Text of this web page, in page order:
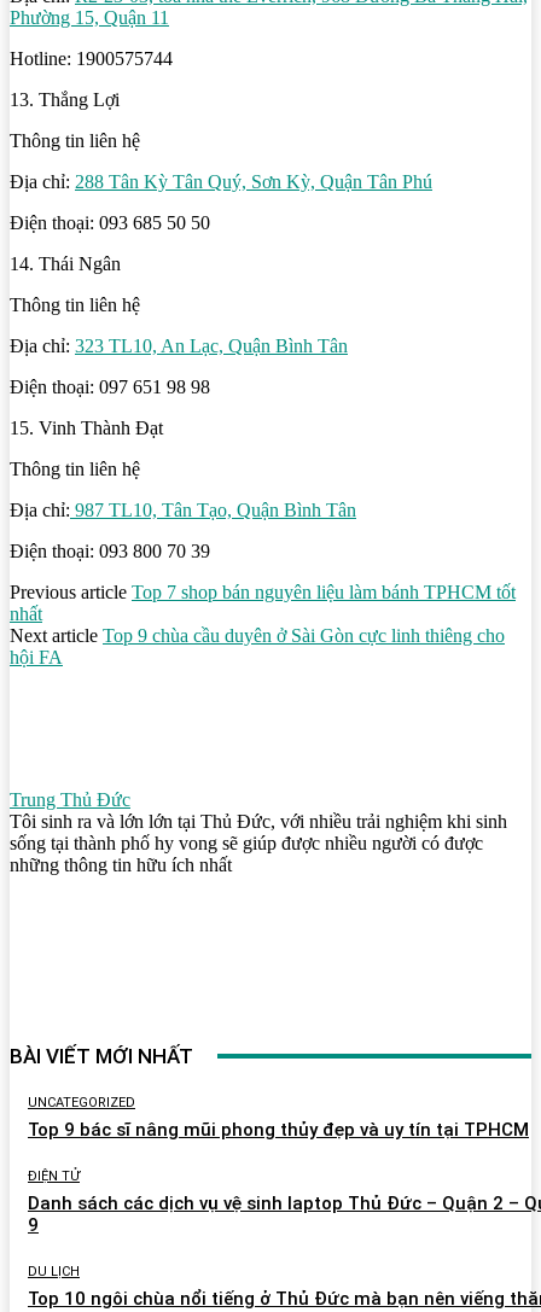
Phường 15, Quận 11
Hotline: 1900575744
13. Thắng Lợi
Thông tin liên hệ
Địa chỉ: 288 Tân Kỳ Tân Quý, Sơn Kỳ, Quận Tân Phú
Điện thoại: 093 685 50 50
14. Thái Ngân
Thông tin liên hệ
Địa chỉ: 323 TL10, An Lạc, Quận Bình Tân
Điện thoại: 097 651 98 98
15. Vinh Thành Đạt
Thông tin liên hệ
Địa chỉ: 987 TL10, Tân Tạo, Quận Bình Tân
Điện thoại: 093 800 70 39
Previous article Top 7 shop bán nguyên liệu làm bánh TPHCM tốt
nhất
Next article Top 9 chùa cầu duyên ở Sài Gòn cực linh thiêng cho
hội FA
Trung Thủ Đức
Tôi sinh ra và lớn lớn tại Thủ Đức, với nhiều trải nghiệm khi sinh
sống tại thành phố hy vong sẽ giúp được nhiều người có được
những thông tin hữu ích nhất
BÀI VIẾT MỚI NHẤT
UNCATEGORIZED
Top 9 bác sĩ nâng mũi phong thủy đẹp và uy tín tại TPHCM
ĐIỆN TỬ
Danh sách các dịch vụ vệ sinh laptop Thủ Đức – Quận 2 –
9
DU LỊCH
Top 10 ngôi chùa nổi tiếng ở Thủ Đức mà bạn nên viếng